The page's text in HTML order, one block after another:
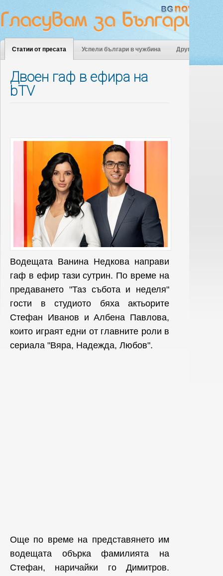
Статии от пресата Успели българи в чужбина Други
Двоен гаф в ефира на
bTV
Водещата Ванина Недкова направи
гаф в ефир тази сутрин. По време на
предаването "Таз събота и неделя"
гости в студиото бяха актьорите
Стефан Иванов и Албена Павлова,
които играят едни от главните роли в
сериала "Вяра, Надежда, Любов".
Още по време на представянето им
водещата обърка фамилията на
Стефан, наричайки го Димитров.